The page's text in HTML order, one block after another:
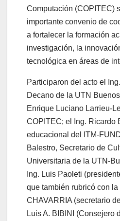
Computación (COPITEC)
importante convenio de
a fortalecer la formación
investigación, la
tecnológica en áreas de
Participaron del acto el
Decano de la UTN
Enrique Luciano Larrieu-
COPITEC; el Ing. Ricardo
educacional del ITM-
Balestro, Secretario de
Universitaria de la UTN-
Ing. Luis Paoleti
que también rubricó con la
CHAVARRIA (secretario
Luis A. BIBINI (Consejero